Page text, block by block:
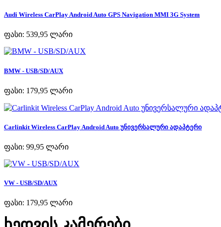
Audi Wireless CarPlay Android Auto GPS Navigation MMI 3G System
ფასი: 539,95 ლარი
BMW - USB/SD/AUX
ფასი: 179,95 ლარი
Carlinkit Wireless CarPlay Android Auto უნივერსალური ადაპტერი
ფასი: 99,95 ლარი
VW - USB/SD/AUX
ფასი: 179,95 ლარი